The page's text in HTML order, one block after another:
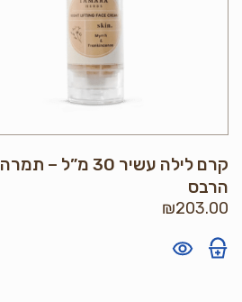
קרם לילה עשיר 30 מ”ל – תמרה
הרבס
₪203.00